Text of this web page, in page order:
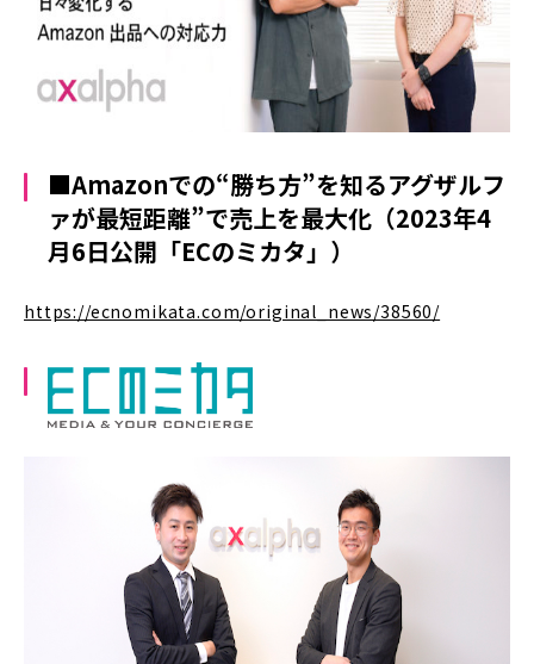
■Amazonでの“勝ち方”を知るアグザルフ
ァが最短距離”で売上を最大化 （2023年4
月6日公開「ECのミカタ」）
https://ecnomikata.com/original_news/38560/